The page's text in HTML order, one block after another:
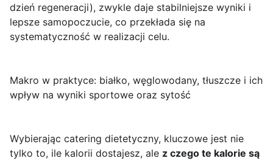
dzień regeneracji), zwykle daje stabilniejsze wyniki i
lepsze samopoczucie, co przekłada się na
systematyczność w realizacji celu.
Makro w praktyce: białko, węglowodany, tłuszcze i ich
wpływ na wyniki sportowe oraz sytość
Wybierając catering dietetyczny, kluczowe jest nie
tylko to, ile kalorii dostajesz, ale z czego te kalorie są